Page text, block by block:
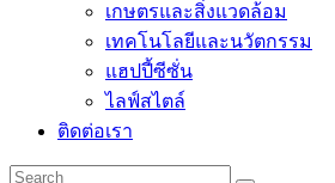
เกษตรและสิ่งแวดล้อม
เทคโนโลยีและนวัตกรรม
แฮปปี้ซีซั่น
ไลฟ์สไตล์
ติดต่อเรา